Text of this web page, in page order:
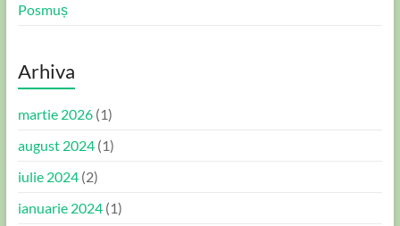
Posmuș
Arhiva
martie 2026(1)
august 2024(1)
iulie 2024(2)
ianuarie 2024(1)